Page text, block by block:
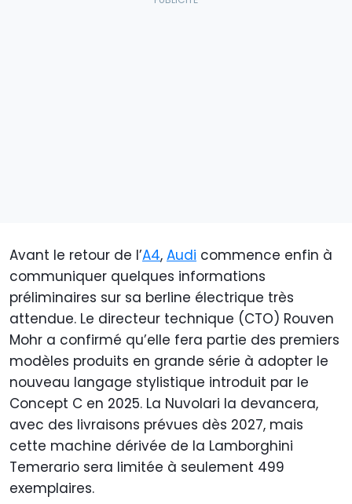
Avant le retour de l’A4, Audi commence enfin à
communiquer quelques informations
préliminaires sur sa berline électrique très
attendue. Le directeur technique (CTO) Rouven
Mohr a confirmé qu’elle fera partie des premiers
modèles produits en grande série à adopter le
nouveau langage stylistique introduit par le
Concept C en 2025. La Nuvolari la devancera,
avec des livraisons prévues dès 2027, mais
cette machine dérivée de la Lamborghini
Temerario sera limitée à seulement 499
exemplaires.